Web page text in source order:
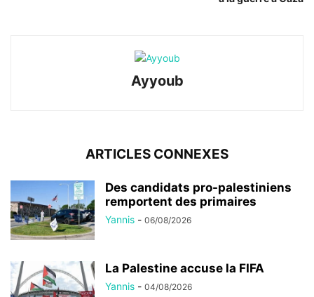
Ayyoub
ARTICLES CONNEXES
Des candidats pro-palestiniens
remportent des primaires
Yannis - 06/08/2026
La Palestine accuse la FIFA
Yannis - 04/08/2026